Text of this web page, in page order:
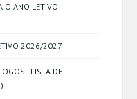
O ANO LETIVO
2026/2027
- LISTA DE